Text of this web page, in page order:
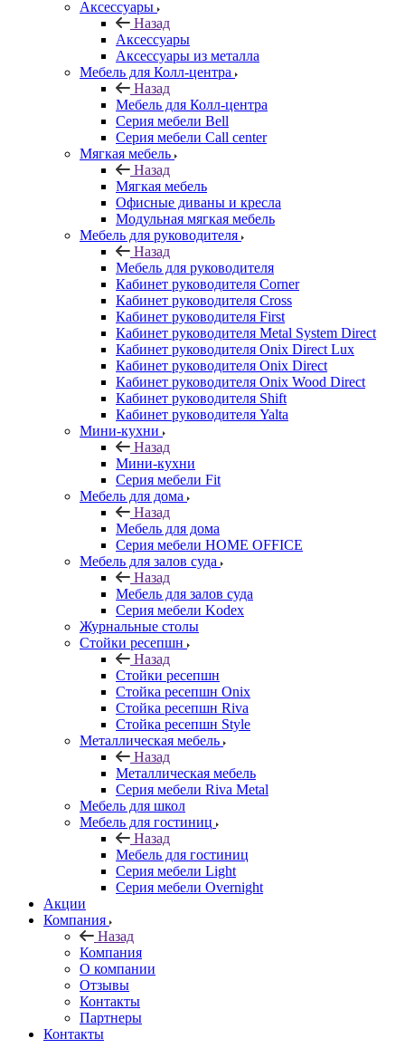
Аксессуары
Назад
Аксессуары
Аксессуары из металла
Мебель для Колл-центра
Назад
Мебель для Колл-центра
Серия мебели Bell
Серия мебели Call center
Мягкая мебель
Назад
Мягкая мебель
Офисные диваны и кресла
Модульная мягкая мебель
Мебель для руководителя
Назад
Мебель для руководителя
Кабинет руководителя Corner
Кабинет руководителя Cross
Кабинет руководителя First
Кабинет руководителя Metal System Direct
Кабинет руководителя Onix Direct Lux
Кабинет руководителя Onix Direct
Кабинет руководителя Onix Wood Direct
Кабинет руководителя Shift
Кабинет руководителя Yalta
Мини-кухни
Назад
Мини-кухни
Серия мебели Fit
Мебель для дома
Назад
Мебель для дома
Серия мебели HOME OFFICE
Мебель для залов суда
Назад
Мебель для залов суда
Серия мебели Kodex
Журнальные столы
Стойки ресепшн
Назад
Стойки ресепшн
Стойка ресепшн Onix
Стойка ресепшн Riva
Стойка ресепшн Style
Металлическая мебель
Назад
Металлическая мебель
Серия мебели Riva Metal
Мебель для школ
Мебель для гостиниц
Назад
Мебель для гостиниц
Серия мебели Light
Серия мебели Overnight
Акции
Компания
Назад
Компания
О компании
Отзывы
Контакты
Партнеры
Контакты